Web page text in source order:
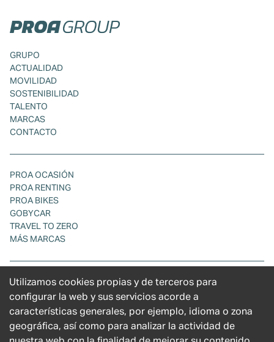
Utilizamos cookies propias y de terceros para
configurar la web y sus servicios acorde a
características generales, por ejemplo, idioma o zona
geográfica, así como para analizar la actividad de
GRUPO
ACTUALIDAD
MOVILIDAD
SOSTENIBILIDAD
TALENTO
MARCAS
CONTACTO
PROA OCASIÓN
PROA RENTING
PROA BIKES
GOBYCAR
TRAVEL TO ZERO
MÁS MARCAS
POLÍTICA DE COOKIES
POLÍTICA DE PRIVACIDAD
AVISO LEGAL
CÓDIGO ÉTICO
NUESTROS CENTROS